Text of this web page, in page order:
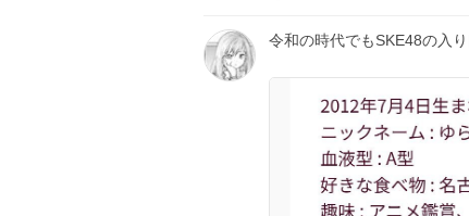
令和の時代でもSKE48の入